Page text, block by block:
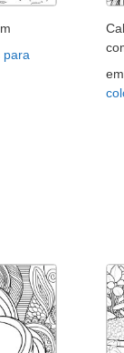
para
em